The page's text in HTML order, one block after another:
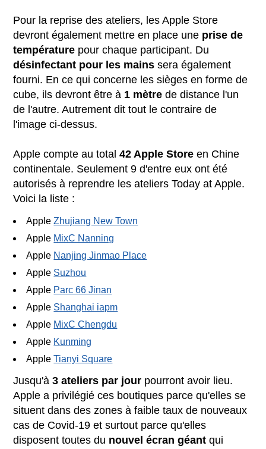
Pour la reprise des ateliers, les Apple Store
devront également mettre en place une prise de
température pour chaque participant. Du
désinfectant pour les mains sera également
fourni. En ce qui concerne les sièges en forme de
cube, ils devront être à 1 mètre de distance l'un
de l'autre. Autrement dit tout le contraire de
l'image ci-dessus.
Apple compte au total42 Apple Store en Chine
continentale. Seulement 9 d'entre eux ont été
autorisés à reprendre les ateliers Today at Apple.
Voici la liste :
AppleZhujiang New Town
Apple MixC Nanning
Apple Nanjing Jinmao Place
Apple Suzhou
Apple Parc 66 Jinan
Apple Shanghai iapm
Apple MixC Chengdu
Apple Kunming
AppleTianyi Square
Jusqu'à3 ateliers par jour pourront avoir lieu.
Apple a privilégié ces boutiques parce qu'elles se
situent dans des zones à faible taux de nouveaux
cas de Covid-19 et surtout parce qu'elles
disposent toutes du nouvel écran géantqui